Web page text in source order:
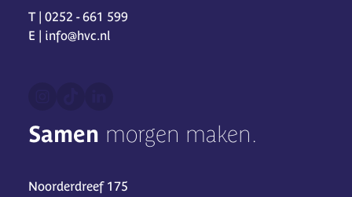
T | 0252 - 661 599
E | info@hvc.nl
Samen morgen maken.
Noorderdreef 175